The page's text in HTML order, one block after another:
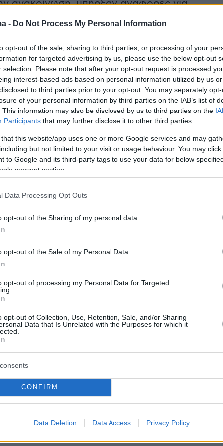
- Do Not Process My Personal Information
opt-out of the sale, sharing to third parties, or processing of your
for targeted advertising by us, please use the below opt-out
selection. Please note that after your opt-out request is processed
interest-based ads based on personal information utilized by us
to third parties prior to your opt-out. You may separately
of your personal information by third parties on the IAB’s list of
This information may also be disclosed by us to third parties on the
Participants that may further disclose it to other third parties.
that this website/app uses one or more Google services and may
but not limited to your visit or usage behaviour. You may
to Google and its third-party tags to use your data for below
consent section.
Data Processing Opt Outs
opt-out of the Sharing of my personal data.
opt-out of the Sale of my Personal Data.
opt-out of processing my Personal Data for Targeted
opt-out of Collection, Use, Retention, Sale, and/or Sharing
Data that Is Unrelated with the Purposes for which it
CONFIRM
Data Deletion Data Access Privacy Policy
ανακοίνωση, υπήρξαν αναφορές για
ανταλλαγή πληγμάτων μεταξύ του Ισραήλ και
συνέπεια, ας μην βγάζουμε βεβιασμένα
με βάση αποσπασματικές πληροφορίες».
υπέγραψε συμφωνία στρατηγικής σύμπραξης
Ιανουάριο, έχει καταδικάσει τις ισραηλινές
επιθέσεις στο Ιράν ως παράνομες και
Το Ιράν ανταπάντησε πλήττοντας
στόχο αμερικανική στρατιωτική βάση
εκεχειρία, ο υπ. Άμυνας του Ισραήλ ζήτησε
αντίποινα μετά τους πυραύλους από το
προλαβαίνουμε
Interview: Σταθερά πρώτη η ΝΔ με 31,3%,
ΠΑΣΟΚ με 14,5% - Εκτός Βουλής με 2,9% ο
Ειδήσεις
στοProtothema.gr
ΠΡΟΣΘΗΚΗ ΣΧΟΛΙΟΥ